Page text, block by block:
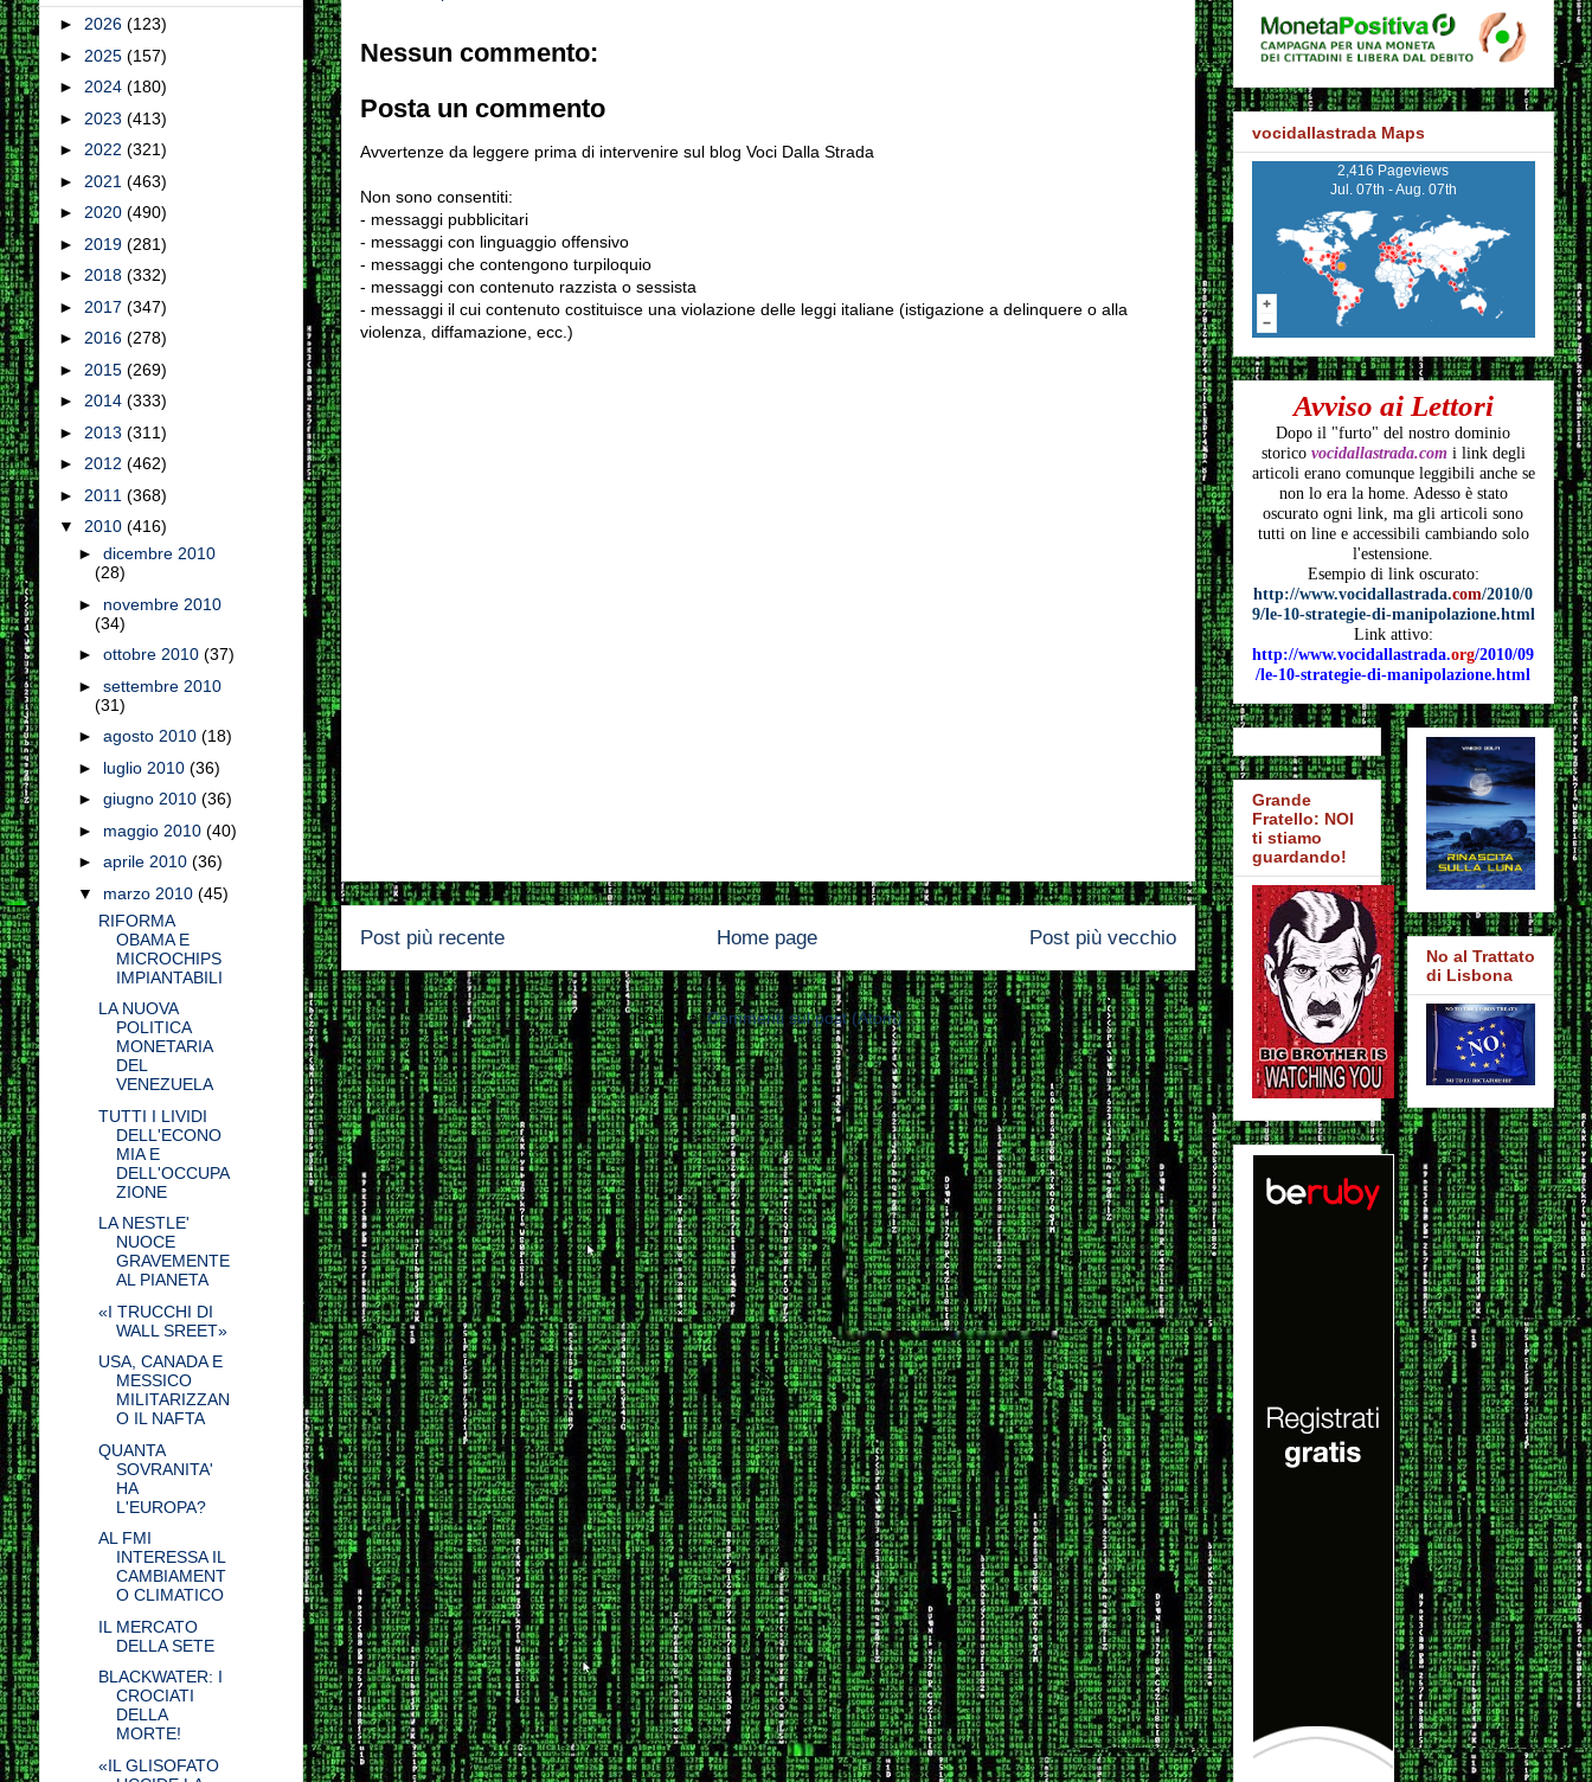
Nessun commento:
Posta un commento
Avvertenze da leggere prima di intervenire sul blog Voci Dalla Strada
Non sono consentiti:
- messaggi pubblicitari
- messaggi con linguaggio offensivo
- messaggi che contengono turpiloquio
- messaggi con contenuto razzista o sessista
- messaggi il cui contenuto costituisce una violazione delle leggi italiane (istigazione a delinquere o alla
violenza, diffamazione, ecc.)
Post più recente Post più vecchio
Home page
Iscriviti a:Commenti sul post (Atom)
► 2026 (123)
► 2025 (157)
► 2024 (180)
► 2023 (413)
► 2022 (321)
► 2021 (463)
► 2020 (490)
► 2019 (281)
► 2018 (332)
► 2017 (347)
► 2016 (278)
► 2015 (269)
► 2014 (333)
► 2013 (311)
► 2012 (462)
► 2011 (368)
▼ 2010 (416)
►dicembre 2010
(28)
► novembre 2010
(34)
►ottobre 2010(37)
►settembre 2010
(31)
►agosto 2010(18)
► luglio 2010(36)
►giugno 2010(36)
► maggio 2010(40)
►aprile 2010(36)
▼ marzo 2010(45)
RIFORMA
OBAMA E
MICROCHIPS
IMPIANTABILI
LA NUOVA
POLITICA
MONETARIA
DEL
VENEZUELA
TUTTI I LIVIDI
DELL'ECONO
MIA E
DELL'OCCUPA
ZIONE
LA NESTLE'
NUOCE
GRAVEMENTE
AL PIANETA
«I TRUCCHI DI
WALL SREET»
USA, CANADA E
MESSICO
MILITARIZZAN
O IL NAFTA
QUANTA
SOVRANITA'
HA
L'EUROPA?
AL FMI
INTERESSA IL
CAMBIAMENT
O CLIMATICO
IL MERCATO
DELLA SETE
BLACKWATER: I
CROCIATI
DELLA
MORTE!
«IL GLISOFATO
vocidallastrada Maps
2,416 Pageviews
Jul. 07th - Aug. 07th
Avviso ai Lettori
Dopo il "furto" del nostro dominio
storico vocidallastrada.comi link degli
articoli erano comunque leggibili anche se
non lo era la home. Adesso è stato
oscurato ogni link, ma gli articoli sono
tutti on line e accessibili cambiando solo
l'estensione.
Esempio di link oscurato:
http://www.vocidallastrada.com/2010/0
9/le-10-strategie-di-manipolazione.html
Link attivo:
http://www.vocidallastrada.org/2010/09
/le-10-strategie-di-manipolazione.html
Grande
Fratello: NOI
ti stiamo
guardando!
No al Trattato
di Lisbona